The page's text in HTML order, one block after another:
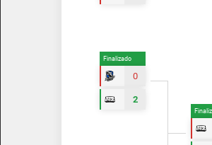
Finalizado
0
2